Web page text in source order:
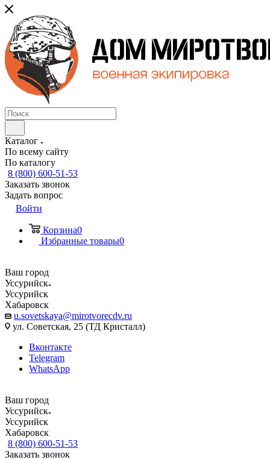
Каталог
По всему сайту
По каталогу
8 (800) 600-51-53
Заказать звонок
Задать вопрос
Войти
Корзина0
Избранные товары0
Ваш город
Уссурийск
Уссурийск
Хабаровск
u.sovetskaya@mirotvorecdv.ru
ул. Советская, 25 (ТД Кристалл)
Вконтакте
Telegram
WhatsApp
Ваш город
Уссурийск
Уссурийск
Хабаровск
8 (800) 600-51-53
Заказать звонок